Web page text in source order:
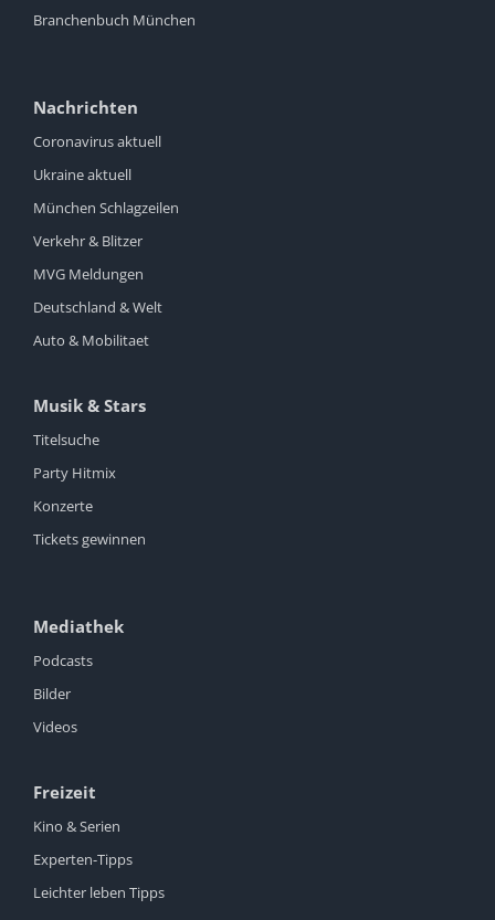
Branchenbuch München
Nachrichten
Coronavirus aktuell
Ukraine aktuell
München Schlagzeilen
Verkehr & Blitzer
MVG Meldungen
Deutschland & Welt
Auto & Mobilitaet
Musik & Stars
Titelsuche
Party Hitmix
Konzerte
Tickets gewinnen
Mediathek
Podcasts
Bilder
Videos
Freizeit
Kino & Serien
Experten-Tipps
Leichter leben Tipps